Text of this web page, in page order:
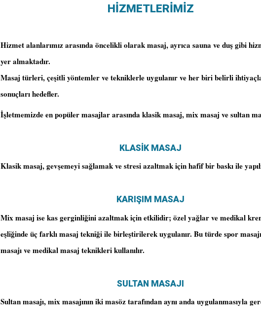
HİZMETLERİMİZ
Hizmet alanlarımız arasında öncelikli olarak masaj, ayrıca sauna ve duş gibi
yer almaktadır.
Masaj türleri, çeşitli yöntemler ve tekniklerle uygulanır ve her biri belirli
sonuçları hedefler.
İşletmemizde en popüler masajlar arasında klasik masaj, mix masaj ve sultan
KLASİK MASAJ
Klasik masaj, gevşemeyi sağlamak ve stresi azaltmak için hafif bir baskı ile
KARIŞIM MASAJ
Mix masaj ise kas gerginliğini azaltmak için etkilidir; özel yağlar ve medikal
eşliğinde üç farklı masaj tekniği ile birleştirilerek uygulanır. Bu türde spor
masajı ve medikal masaj teknikleri kullanılır.
SULTAN MASAJI
Sultan masajı, mix masajının iki masöz tarafından aynı anda uygulanmasıyla